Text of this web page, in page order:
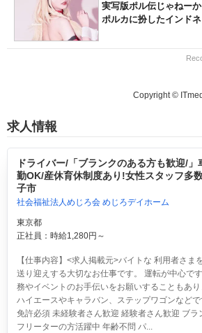
実写版ポル伝じゃねー
ポルカに扮したインド
Copyright ©
求人情報
ドライバー/「ブランクのある方も歓迎/
勤OK/産休育休制度あり!女性スタッフ多
子市
社会福祉法人めじろ会 めじろデイホーム
東京都
正社員：時給1,280円～
【仕事内容】<求人掲載元>バイトな 利用者さま
送り迎えする大切なお仕事です。 運転が中心で
務やイベントのお手伝いをお願いすることもあり
ハイエースやキャラバン、ステップワゴンなど
免許必須 未経験者さん歓迎 経験者さん歓迎 ブラ
フリーターの方活躍中 年齢不問 パ...